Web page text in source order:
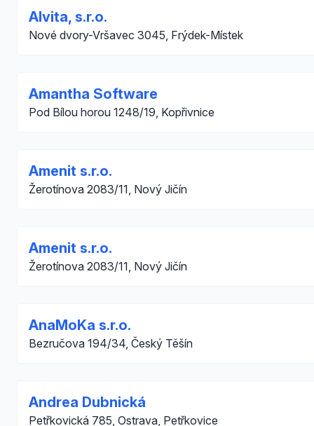
Alvita, s.r.o.
Nové dvory-Vršavec 3045, Frýdek-Místek
Amantha Software
Pod Bílou horou 1248/19, Kopřivnice
Amenit s.r.o.
Žerotínova 2083/11, Nový Jičín
Amenit s.r.o.
Žerotínova 2083/11, Nový Jičín
AnaMoKa s.r.o.
Bezručova 194/34, Český Těšín
Andrea Dubnická
Petřkovická 785, Ostrava, Petřkovice